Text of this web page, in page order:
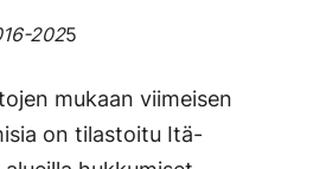
2025
mukaan viimeisen
on tilastoitu Itä-